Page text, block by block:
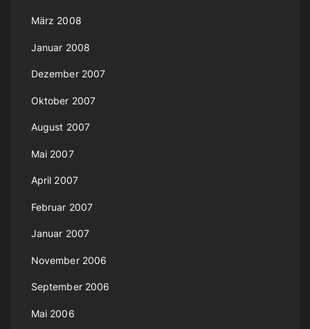
März 2008
Januar 2008
Dezember 2007
Oktober 2007
August 2007
Mai 2007
April 2007
Februar 2007
Januar 2007
November 2006
September 2006
Mai 2006